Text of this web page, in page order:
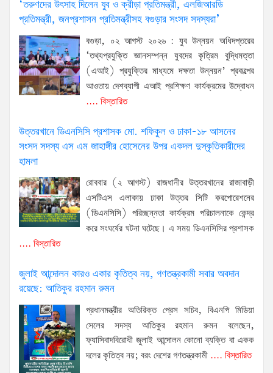
‘তরুণদের উৎসাহ দিলেন যুব ও ক্রীড়া প্রতিমন্ত্রী, এলজিআরডি
প্রতিমন্ত্রী, জনপ্রশাসন প্রতিমন্ত্রীসহ বগুড়ার সংসদ সদস্যরা’
বগুড়া, ০২ আগস্ট ২০২৬ : যুব উন্নয়ন অধিদপ্তরের
‘তথ্যপ্রযুক্তি জ্ঞানসম্পন্ন যুবদের কৃত্রিম বুদ্ধিমত্তা
(এআই) প্রযুক্তির মাধ্যমে দক্ষতা উন্নয়ন’ প্রকল্পের
আওতায় দেশব্যাপী এআই প্রশিক্ষণ কার্যক্রমের উদ্বোধন
.... বিস্তারিত
উত্তরখানে ডিএনসিসি প্রশাসক মো. শফিকুল ও ঢাকা-১৮ আসনের
সংসদ সদস্য এস এম জাহাঙ্গীর হোসেনের উপর একদল দুস্কৃতিকারীদের
হামলা
রোববার (২ আগস্ট) রাজধানীর উত্তরখানের রাজাবাড়ী
এসটিএস এলাকায় ঢাকা উত্তর সিটি করপোরেশনের
(ডিএনসিসি) পরিচ্ছন্নতা কার্যক্রম পরিচালনাকে কেন্দ্র
করে সংঘর্ষের ঘটনা ঘটেছে। এ সময় ডিএনসিসির প্রশাসক
.... বিস্তারিত
জুলাই আন্দোলন কারও একার কৃতিত্ব নয়, গণতন্ত্রকামী সবার অবদান
রয়েছে: আতিকুর রহমান রুমন
প্রধানমন্ত্রীর অতিরিক্ত প্রেস সচিব, বিএনপি মিডিয়া
সেলের সদস্য আতিকুর রহমান রুমন বলেছেন,
ফ্যাসিবাদবিরোধী জুলাই আন্দোলন কোনো ব্যক্তি বা একক
দলের কৃতিত্ব নয়; বরং দেশের গণতন্ত্রকামী .... বিস্তারিত